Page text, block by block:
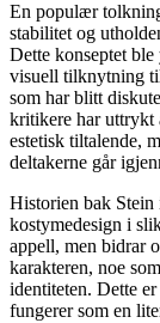
En populær
stabilitet og
Dette konseptet ble
visuell tilknytning
som har blitt
kritikere har uttrykt
estetisk tiltalende,
deltakerne går
Historien bak Stein
kostymedesign i
appell, men bidrar
karakteren, noe
identiteten. Dette
fungerer som en